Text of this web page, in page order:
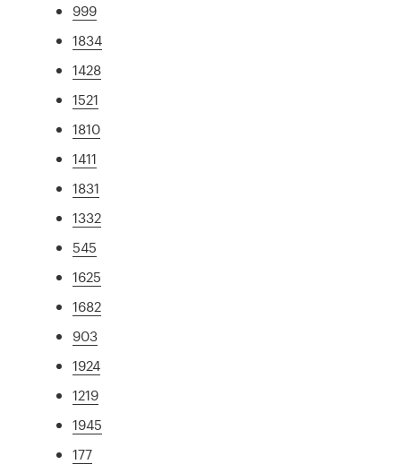
999
1834
1428
1521
1810
1411
1831
1332
545
1625
1682
903
1924
1219
1945
177